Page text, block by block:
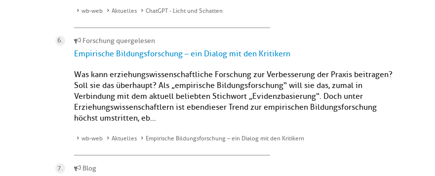
wb-web Aktuelles ChatGPT - Licht und Schatten
Forschung quergelesen
Empirische Bildungsforschung – ein Dialog mit den Kritikern
Was kann erziehungswissenschaftliche Forschung zur Verbesserung der Praxis beitragen?
Soll sie das überhaupt? Als „empirische Bildungsforschung“ will sie das, zumal in
Verbindung mit dem aktuell beliebten Stichwort „Evidenzbasierung“. Doch unter
Erziehungswissenschaftlern ist ebendieser Trend zur empirischen Bildungsforschung
höchst umstritten, eb...
wb-web Aktuelles Empirische Bildungsforschung – ein Dialog mit den Kritikern
Blog